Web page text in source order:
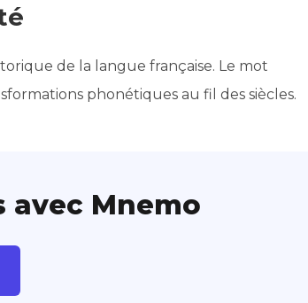
de la langue française. Le mot
phonétiques au fil des siècles.
avec Mnemo